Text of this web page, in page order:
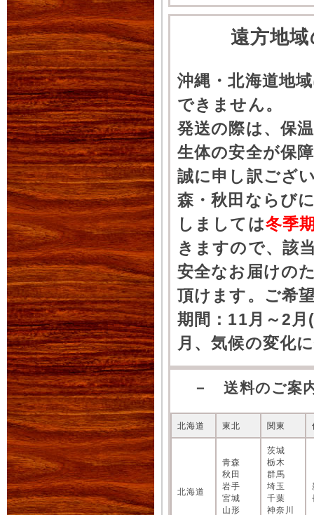
遠方地
沖縄・北海道地
できません。
発送の際は、保
生体の安全が保
誠に申し訳ござ
森・秋田ならび
しましては冬季
きますので、該
安全なお届けの
頂けます。ご希
期間：11月～2
月、気候の変化
－ 送料のご案
北海道 東北 関東
北海道
青森
秋田
岩手
宮城
山形
茨城
栃木
群馬
埼玉
千葉
神奈川